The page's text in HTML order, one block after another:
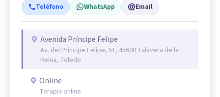
Teléfono WhatsApp Email
Avenida Príncipe Felipe
Av. del Príncipe Felipe, 51, 45600 Talavera de la
Reina, Toledo
Online
Terapia online